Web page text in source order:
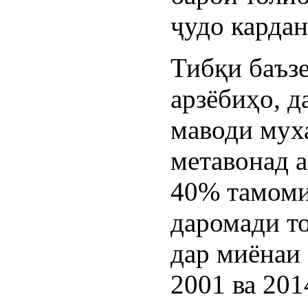
ҷудо
Тибқи
арзёбиҳо,
маводи
метавонад
40%
даромади
дар миёнаи
2001 ва